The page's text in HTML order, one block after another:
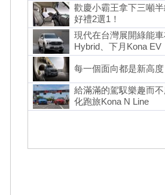
歡慶小霸王拿下三噸
好禮2選1！
現代在台灣展開綠能
Hybrid、下月Kona EV
每一個面向都是新高
給滿滿的駕馭樂趣而
化跑旅Kona N Line